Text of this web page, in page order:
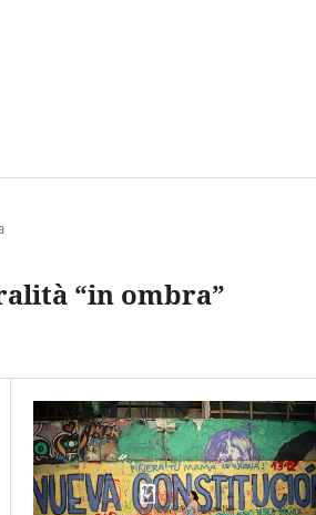
“in ombra”